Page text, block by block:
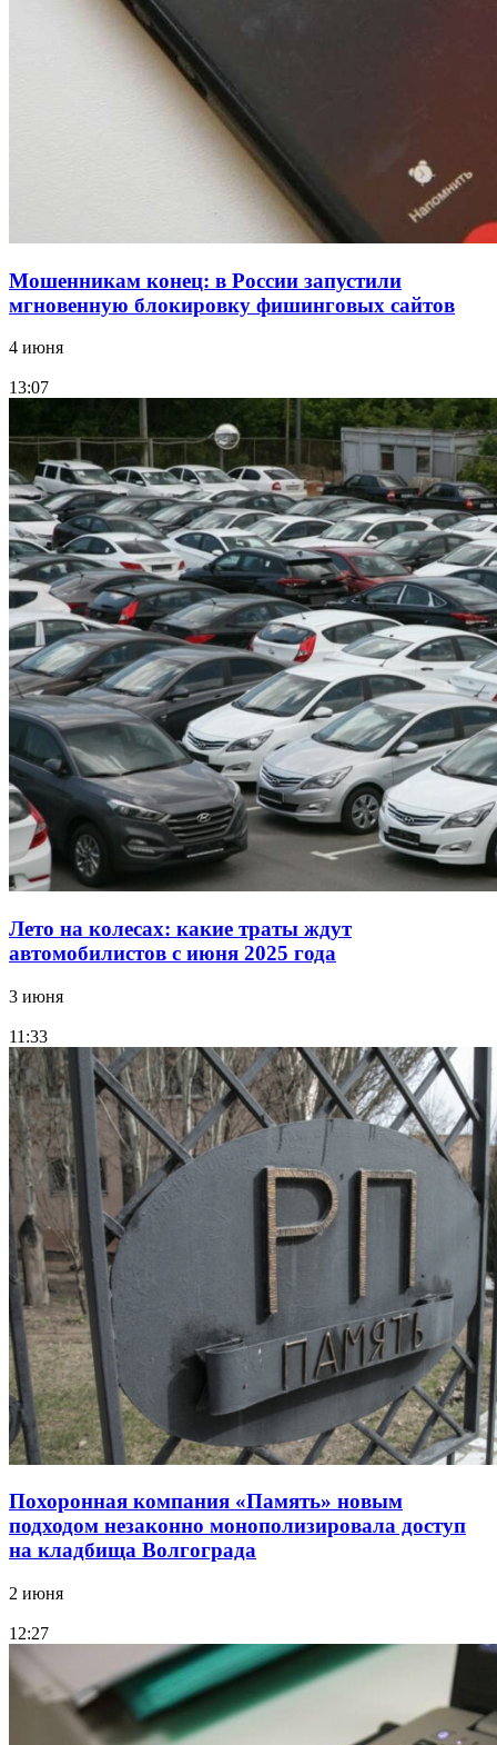
Сладкий праздник в Волгограде: в Центральном
парке прошёл фестиваль „Арбузный переполох“
Мошенникам конец: в России запустили
мгновенную блокировку фишинговых сайтов
4 июня
13:07
Лето на колесах: какие траты ждут
автомобилистов с июня 2025 года
3 июня
11:33
Похоронная компания «Память» новым
подходом незаконно монополизировала доступ
на кладбища Волгограда
2 июня
12:27